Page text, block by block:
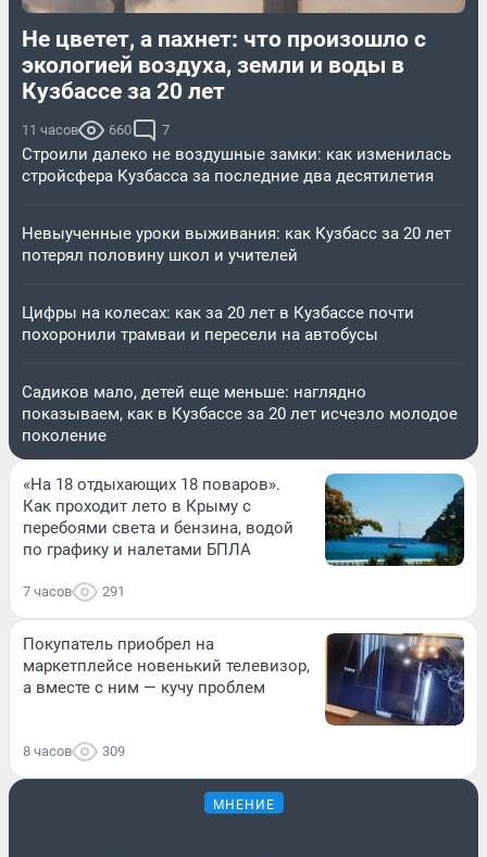
Не цветет, а пахнет: что произошло с
экологией воздуха, земли и воды в
Кузбассе за 20 лет
11 часов 660 7
Строили далеко не воздушные замки: как изменилась
стройсфера Кузбасса за последние два десятилетия
Невыученные уроки выживания: как Кузбасс за 20 лет
потерял половину школ и учителей
Цифры на колесах: как за 20 лет в Кузбассе почти
похоронили трамваи и пересели на автобусы
Садиков мало, детей еще меньше: наглядно
показываем, как в Кузбассе за 20 лет исчезло молодое
поколение
«На 18 отдыхающих 18 поваров».
Как проходит лето в Крыму с
перебоями света и бензина, водой
по графику и налетами БПЛА
7 часов 291
Покупатель приобрел на
маркетплейсе новенький телевизор,
а вместе с ним — кучу проблем
8 часов 309
МНЕНИЕ